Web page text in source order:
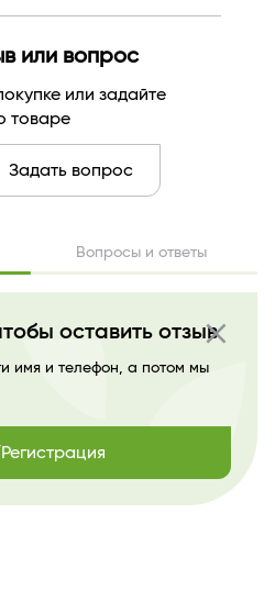
или вопрос
или задайте
товаре
Задать вопрос
Вопросы и ответы
close
оставить отзыв
имя и телефон, а потом мы